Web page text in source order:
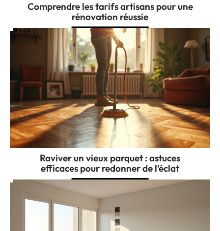
Comprendre les tarifs artisans pour une
rénovation réussie
Raviver un vieux parquet : astuces
efficaces pour redonner de l’éclat